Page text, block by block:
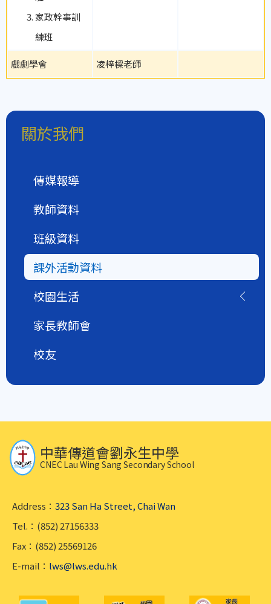
家政幹事訓
練班
戲劇學會 凌梓樑老師
關於我們
傳媒報導
教師資料
班級資料
課外活動資料
校園生活
家長教師會
校友
中華傳道會劉永生中學
CNEC Lau Wing Sang Secondary School
Address： 323 San Ha Street, Chai Wan
Tel.：(852) 27156333
Fax：(852) 25569126
E-mail： lws@lws.edu.hk